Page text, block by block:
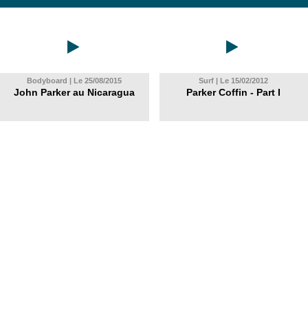
Bodyboard | Le 25/08/2015
John Parker au Nicaragua
Surf | Le 15/02/2012
Parker Coffin - Part I